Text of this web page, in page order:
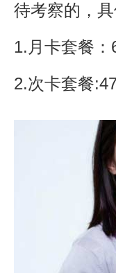
待考察的，
1.月卡套餐
2.次卡套餐